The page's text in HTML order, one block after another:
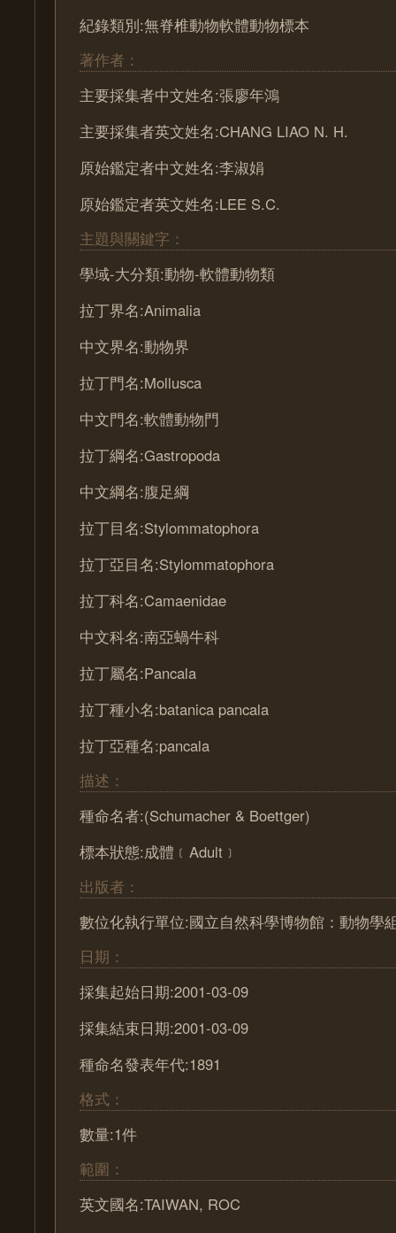
紀錄類別:無脊椎動物軟體動物標本
著作者：
主要採集者中文姓名:張廖年鴻
主要採集者英文姓名:CHANG LIAO N. H.
原始鑑定者中文姓名:李淑娟
原始鑑定者英文姓名:LEE S.C.
主題與關鍵字：
學域-大分類:動物-軟體動物類
拉丁界名:Animalia
中文界名:動物界
拉丁門名:Mollusca
中文門名:軟體動物門
拉丁綱名:Gastropoda
中文綱名:腹足綱
拉丁目名:Stylommatophora
拉丁亞目名:Stylommatophora
拉丁科名:Camaenidae
中文科名:南亞蝸牛科
拉丁屬名:Pancala
拉丁種小名:batanica pancala
拉丁亞種名:pancala
描述：
種命名者:(Schumacher & Boettger)
標本狀態:成體﹝Adult﹞
出版者：
數位化執行單位:國立自然科學博物館：動物學
日期：
採集起始日期:2001-03-09
採集結束日期:2001-03-09
種命名發表年代:1891
格式：
數量:1件
範圍：
英文國名:TAIWAN, ROC